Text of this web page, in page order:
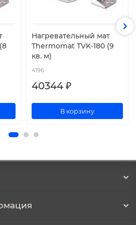
Нагревательный мат
Thermomat TVK-180 (9
кв. м)
4196
40344 ₽
В корзину